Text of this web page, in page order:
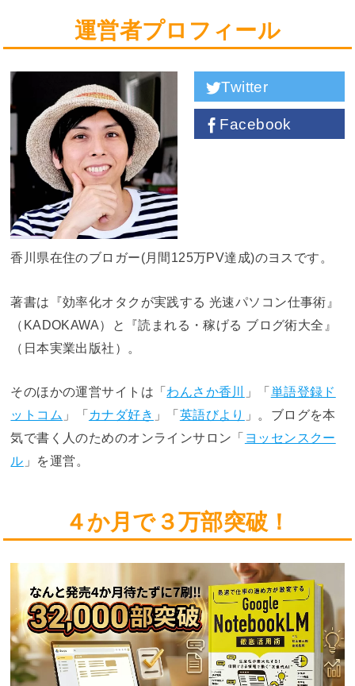
運営者プロフィール
Twitter
Facebook
香川県在住のブロガー(月間125万PV達成)のヨスです。
著書は『効率化オタクが実践する 光速パソコン仕事術』
（KADOKAWA）と『読まれる・稼げる ブログ術大全』
（日本実業出版社）。
そのほかの運営サイトは「わんさか香川 」「単語登録ド
ットコム 」「カナダ好き 」「英語びより
」。ブログを本
気で書く人のためのオンラインサロン「 ヨッセンスクー
ル 」を運営。
４か月で３万部突破！